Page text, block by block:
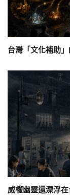
台灣「文化補助
威權幽靈還漂浮